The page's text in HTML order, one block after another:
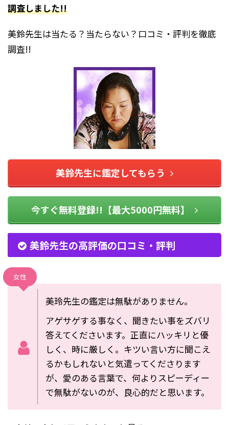
調査しました!!
美鈴先生は当たる？当たらない？口コミ・評判を徹底
調査!!
美鈴先生に鑑定してもらう
今すぐ無料登録!!【最大5000円無料】
美鈴先生の高評価の口コミ・評判
女性
美玲先生の鑑定は無駄がありません。
アゲサゲする事なく、聞きたい事をズバリ
答えてくださいます。正直にハッキリと優
しく、時に厳しく。キツい言い方に聞こえ
るかもしれないと気遣ってくださります
が、愛のある言葉で、何よりスピーディー
で無駄がないのが、良心的だと思います。